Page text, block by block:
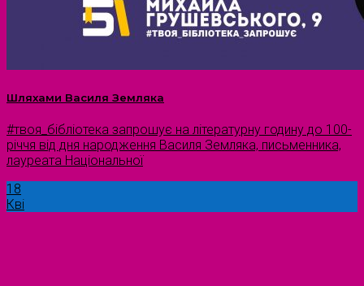
Шляхами Василя Земляка
#твоя_бібліотека запрошує на літературну годину до 100-
річчя від дня народження Василя Земляка, письменника,
лауреата Національної
18
Кві